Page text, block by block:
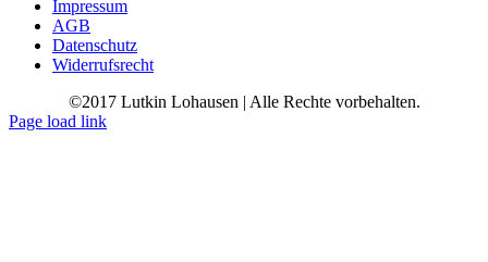
Impressum
AGB
Datenschutz
Widerrufsrecht
©2017 Lutkin Lohausen | Alle Rechte vorbehalten.
Page load link